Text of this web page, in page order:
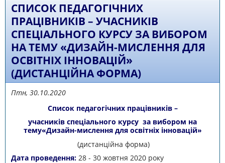
СПИСОК ПЕДАГОГІЧНИХ
ПРАЦІВНИКІВ – УЧАСНИКІВ
СПЕЦІАЛЬНОГО КУРСУ ЗА ВИБОРОМ
НА ТЕМУ «ДИЗАЙН-МИСЛЕННЯ ДЛЯ
ОСВІТНІХ ІННОВАЦІЙ»
(ДИСТАНЦІЙНА ФОРМА)
Птн, 30.10.2020
Список педагогічних працівників –
учасників спеціального курсу за вибором на
тему«Дизайн-мислення для освітніх інновацій»
(дистанційна форма)
Дата проведення:28 - 30 жовтня 2020 року